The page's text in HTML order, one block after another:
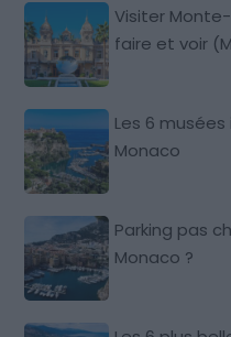
Visiter
faire et voir
Les 6
Monaco
Parking pas
Monaco ?